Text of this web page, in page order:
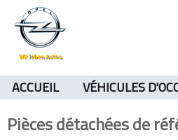
ACCUEIL VÉHICULES
Pièces détachées de